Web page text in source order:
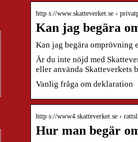
http s://www.skatteverket.se ›
Kan jag begära
Kan jag begära omprövning
Är du inte nöjd med
eller använda Skatteverkets
Vanlig fråga om deklaration
http s://www4.skatteverket.se ›
Hur man begär